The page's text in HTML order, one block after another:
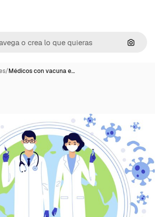
/Médicos con vacuna e…